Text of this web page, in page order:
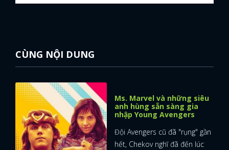
CÙNG NỘI DUNG
Ms. Marvel và những siêu
anh hùng sẵn sàng gia
nhập Young Avengers
Đội Avengers cũ đã "rụng" gần
hết, Chekov nghĩ đã đến lúc